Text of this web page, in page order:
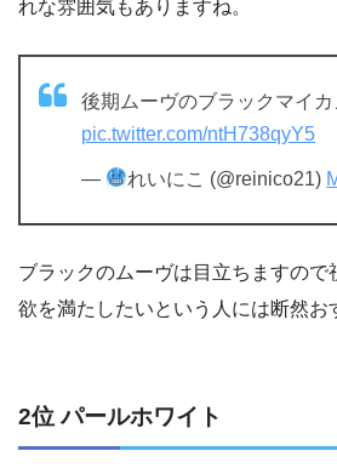
れな雰囲気もありますね。
後期ムーヴのブラックマイ
pic.twitter.com/ntH738qyY5
— れいにこ (@reinico21)
ブラックのムーヴは目立ちますので
欲を満たしたいという人には断然お
2位 パールホワイト